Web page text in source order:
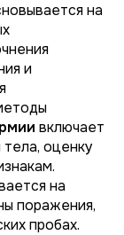
на
и
включает
оценку
на
поражения,
пробах.